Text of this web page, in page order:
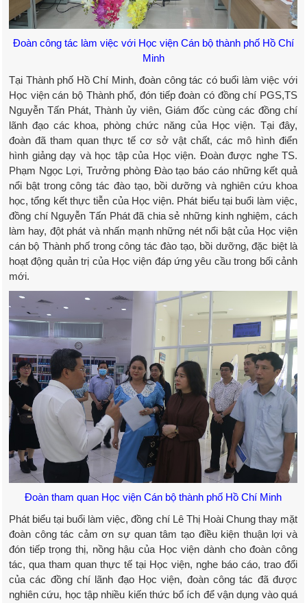
Đoàn công tác làm việc với Học viện Cán bộ thành phố Hồ Chí
Minh
Tại Thành phố Hồ Chí Minh, đoàn công tác có buổi làm việc với
Học viện cán bộ Thành phố, đón tiếp đoàn có đồng chí PGS,TS
Nguyễn Tấn Phát, Thành ủy viên, Giám đốc cùng các đồng chí
lãnh đạo các khoa, phòng chức năng của Học viện. Tại đây,
đoàn đã tham quan thực tế cơ sở vật chất, các mô hình điển
hình giảng dạy và học tập của Học viện. Đoàn được nghe TS.
Phạm Ngọc Lợi, Trưởng phòng Đào tạo báo cáo những kết quả
nổi bật trong công tác đào tạo, bồi dưỡng và nghiên cứu khoa
học, tổng kết thực tiễn của Học viện. Phát biểu tại buổi làm việc,
đồng chí Nguyễn Tấn Phát đã chia sẻ những kinh nghiệm, cách
làm hay, đột phát và nhấn mạnh những nét nổi bật của Học viện
cán bộ Thành phố trong công tác đào tạo, bồi dưỡng, đặc biệt là
hoạt động quản trị của Học viện đáp ứng yêu cầu trong bối cảnh
mới.
Đoàn tham quan Học viện Cán bộ thành phố Hồ Chí Minh
Phát biểu tại buổi làm việc, đồng chí Lê Thị Hoài Chung thay mặt
đoàn công tác cảm ơn sự quan tâm tạo điều kiện thuận lợi và
đón tiếp trọng thị, nồng hậu của Học viện dành cho đoàn công
tác, qua tham quan thực tế tại Học viện, nghe báo cáo, trao đổi
của các đồng chí lãnh đạo Học viện, đoàn công tác đã được
nghiên cứu, học tập nhiều kiến thức bổ ích để vận dụng vào quá